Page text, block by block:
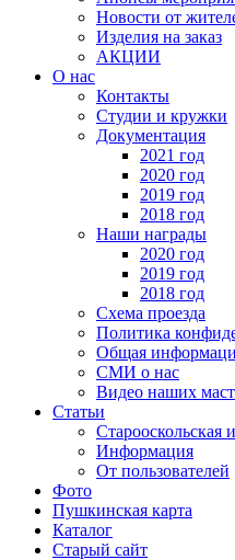
Новости от
Изделия на заказ
АКЦИИ
О нас
Контакты
Студии и кружки
Документация
2021 год
2020 год
2019 год
2018 год
Наши награды
2020 год
2019 год
2018 год
Схема проезда
Политика
Общая
СМИ о нас
Видео наших
Статьи
Старооскольская
Информация
От пользователей
Фото
Пушкинская карта
Каталог
Старый сайт